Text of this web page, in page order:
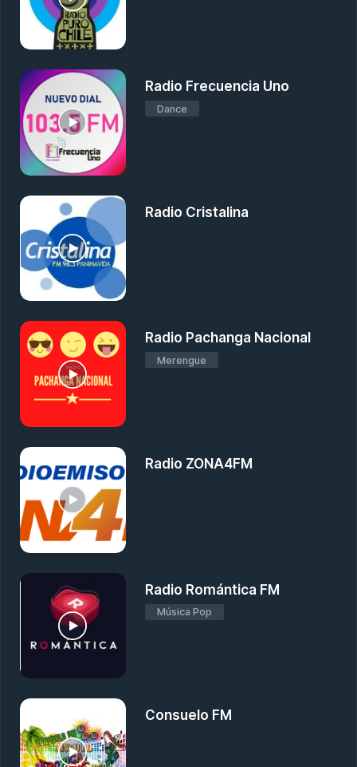
Radio Frecuencia Uno
Dance
Radio Cristalina
Radio Pachanga Nacional
Merengue
Radio ZONA4FM
Radio Romántica FM
Música Pop
Consuelo FM